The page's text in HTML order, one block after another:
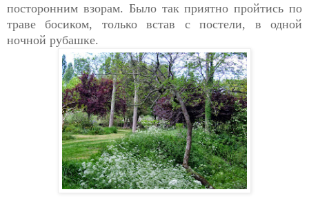
посторонним взорам. Было так приятно пройтись по
траве босиком, только встав с постели, в одной
ночной рубашке.